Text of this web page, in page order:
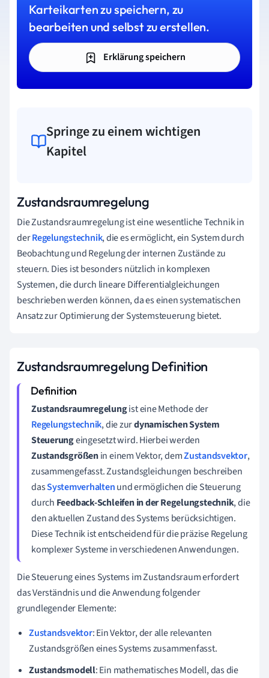
Karteikarten zu speichern, zu
bearbeiten und selbst zu erstellen.
Erklärung speichern
Springe zu einem wichtigen
Kapitel
Zustandsraumregelung
Die Zustandsraumregelung ist eine wesentliche Technik in
derRegelungstechnik, die es ermöglicht, ein System durch
Beobachtung und Regelung der internen Zustände zu
steuern. Dies ist besonders nützlich in komplexen
Systemen, die durch lineare Differentialgleichungen
beschrieben werden können, da es einen systematischen
Ansatz zur Optimierung der Systemsteuerung bietet.
Zustandsraumregelung Definition
Zustandsraumregelungist eine Methode der
Regelungstechnik, die zurdynamischen System
Steuerungeingesetzt wird. Hierbei werden
Zustandsgrößenin einem Vektor, demZustandsvektor,
zusammengefasst. Zustandsgleichungen beschreiben
dasSystemverhaltenund ermöglichen die Steuerung
durch Feedback-Schleifen in der Regelungstechnik, die
den aktuellen Zustand des Systems berücksichtigen.
Diese Technik ist entscheidend für die präzise Regelung
komplexer Systeme in verschiedenen Anwendungen.
Die Steuerung eines Systems im Zustandsraum erfordert
das Verständnis und die Anwendung folgender
grundlegender Elemente:
Zustandsvektor: Ein Vektor, der alle relevanten
Zustandsgrößen eines Systems zusammenfasst.
Zustandsmodell: Ein mathematisches Modell, das die